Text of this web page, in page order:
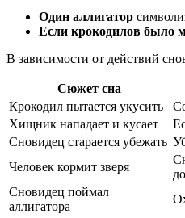
Один аллигатор
Если крокодилов было
В зависимости от действий
Сюжет сна
Крокодил пытается укусить
Хищник нападает и кусает
Сновидец старается убежать
Человек кормит зверя
Сновидец поймал
аллигатора